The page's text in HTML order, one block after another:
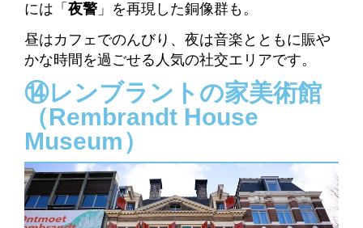
には「 夜警 」を再現した銅像群も。
昼はカフェでのんびり、夜は音楽とともに賑や
かな時間を過ごせる人気の社交エリアです。
⑭レンブラントの家美術館
（Rembrandt House
Museum）